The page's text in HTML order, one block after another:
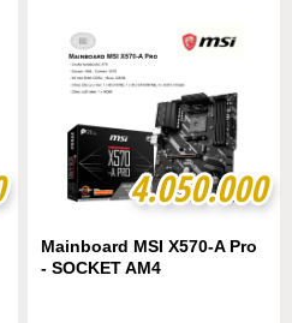
4.050.000
4.050.000
Mainboard MSI X570-A Pro
- SOCKET AM4